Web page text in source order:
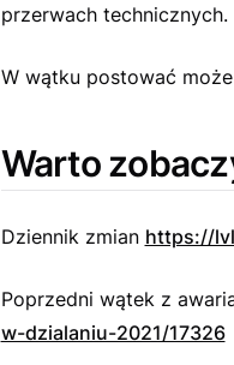
przerwach technicznych.
W wątku postować
Warto
Dziennik zmian https://
Poprzedni wątek z
w-dzialaniu-2021/17326